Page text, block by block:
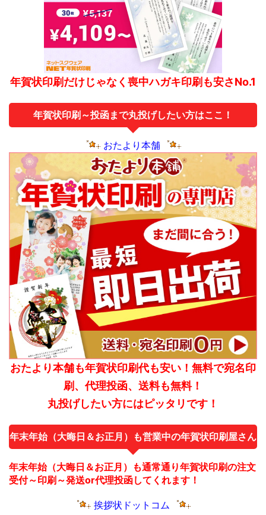
年賀状印刷だけじゃなく喪中ハガキ印刷も安さNo.1
年賀状印刷～投函まで丸投げしたい方はここ！
おたより本舗
おたより本舗も年賀状印刷代も安い！無料で宛名印
刷、代理投函、送料も無料！
丸投げしたい方にはピッタリです！
年末年始（大晦日＆お正月）も営業中の年賀状印刷屋さん
年末年始（大晦日＆お正月）も通常通り年賀状印刷の注文
受付～印刷～発送or代理投函してくれます！
挨拶状ドットコム